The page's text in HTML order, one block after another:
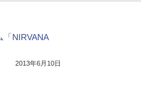
「NIRVANA
2013年6月10日